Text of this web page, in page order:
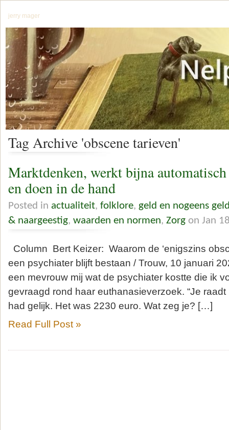
jerry mager
Tag Archive 'obscene tarieven'
Marktdenken, werkt bijna automatisch
en doen in de hand
Posted in actualiteit, folklore, geld en nogeens
& naargeestig, waarden en normen, Zorg on Jan
Column Bert Keizer: Waarom de ‘enigszins
een psychiater blijft bestaan / Trouw, 10 januari
een mevrouw mij wat de psychiater kostte die ik
gevraagd rond haar euthanasieverzoek. “Je raadt
had gelijk. Het was 2230 euro. Wat zeg je? […]
Read Full Post »